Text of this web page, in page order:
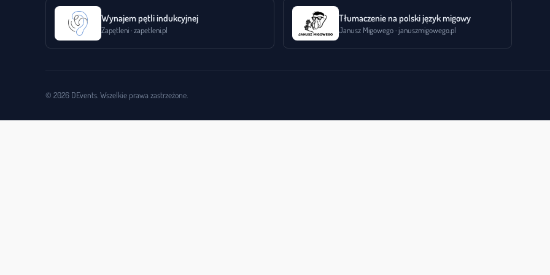
Wynajem pętli indukcyjnej
Zapętleni · zapetleni.pl
Tłumaczenie na polski język migowy
Janusz Migowego · januszmigowego.pl
© 2026 DEvents. Wszelkie prawa zastrzeżone.